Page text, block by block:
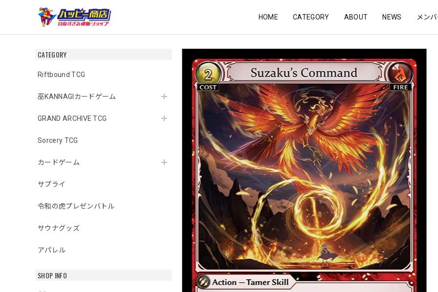
HOME CATEGORY ABOUT NEWS メン
CATEGORY
Riftbound TCG
巫KANNAGIカードゲーム
GRAND ARCHIVE TCG
Sorcery TCG
カードゲーム
サプライ
令和の虎プレゼンバトル
サウナグッズ
アパレル
SHOP INFO